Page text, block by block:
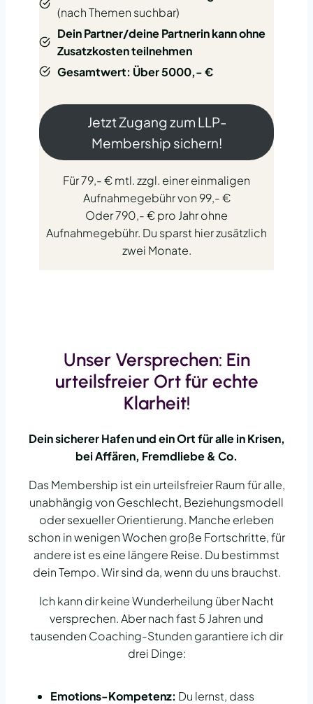
(nach Themen suchbar)
Dein Partner/deine Partnerin kann ohne
Zusatzkosten teilnehmen
Gesamtwert: Über 5000,- €
Jetzt Zugang zum LLP-
Membership sichern!
Für 79,- € mtl. zzgl. einer einmaligen
Aufnahmegebühr von 99,- €
Oder 790,- € pro Jahr ohne
Aufnahmegebühr. Du sparst hier zusätzlich
zwei Monate.
Unser Versprechen: Ein
urteilsfreier Ort für echte
Klarheit!
Dein sicherer Hafen und ein Ort für alle in Krisen,
bei Affären, Fremdliebe & Co.
Das Membership ist ein urteilsfreier Raum für alle,
unabhängig von Geschlecht, Beziehungsmodell
oder sexueller Orientierung. Manche erleben
schon in wenigen Wochen große Fortschritte, für
andere ist es eine längere Reise. Du bestimmst
dein Tempo. Wir sind da, wenn du uns brauchst.
Ich kann dir keine Wunderheilung über Nacht
versprechen. Aber nach fast 5 Jahren und
tausenden Coaching-Stunden garantiere ich dir
drei Dinge:
Emotions-Kompetenz: Du lernst, dass